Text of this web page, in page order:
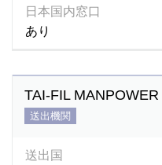
日本国内窓口
あり
TAI-FIL
送出機関
送出国